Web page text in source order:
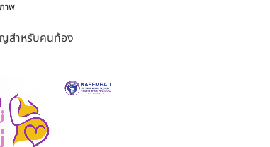
าพ
สำหรับคนท้อง